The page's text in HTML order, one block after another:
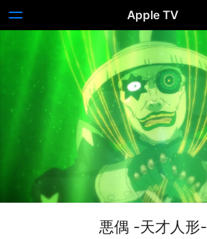
Apple TV
悪偶 -天才人形-